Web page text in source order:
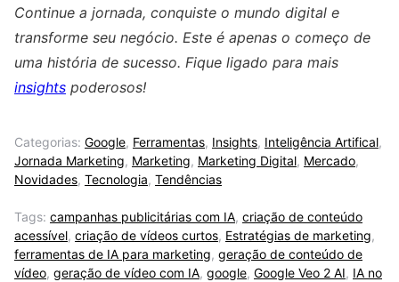
Continue a jornada, conquiste o mundo digital e
transforme seu negócio. Este é apenas o começo de
uma história de sucesso. Fique ligado para mais
insights poderosos!
Categorias: Google, Ferramentas, Insights, Inteligência Artifical,
Jornada Marketing, Marketing, Marketing Digital, Mercado,
Novidades, Tecnologia, Tendências
Tags: campanhas publicitárias com IA, criação de conteúdo
acessível, criação de vídeos curtos, Estratégias de marketing,
ferramentas de IA para marketing, geração de conteúdo de
vídeo, geração de vídeo com IA, google, Google Veo 2 AI, IA no